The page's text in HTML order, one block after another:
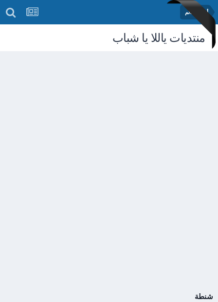
أخبار العالم
منتديات ياللا يا شباب
شنطة